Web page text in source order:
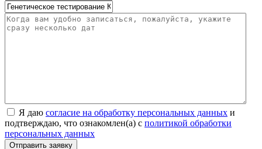
Я даю согласие на обработку персональных данных и
подтверждаю, что ознакомлен(а) с политикой обработки
персональных данных